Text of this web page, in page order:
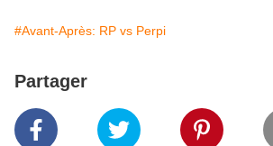
#Avant-Après: RP vs Perpi
Partager